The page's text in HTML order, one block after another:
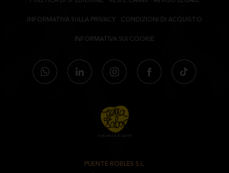
INFORMATIVA SULLA PRIVACY CONDIZIONI DI ACQUISTO
INFORMATIVA SUI COOKIE
PUENTE ROBLES S.L.